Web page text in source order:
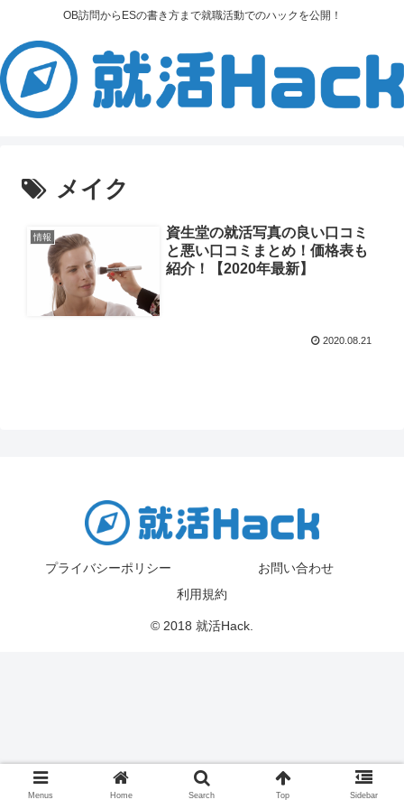
OB訪問からESの書き方まで就職活動でのハックを公開！
メイク
情報
資生堂の就活写真の良い口コミ
と悪い口コミまとめ！価格表も
紹介！【2020年最新】
2020.08.21
プライバシーポリシー
お問い合わせ
利用規約
© 2018 就活Hack.
Menus Home Search Top Sidebar